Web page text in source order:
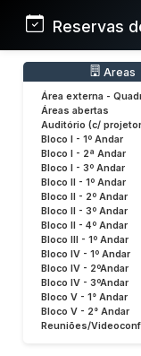
Reservas
Areas
Área externa -
Áreas abertas
Auditório (c/
Bloco I - 1º Andar
Bloco I - 2ª Andar
Bloco I - 3º Andar
Bloco II - 1º Andar
Bloco II - 2º Andar
Bloco II - 3º Andar
Bloco II - 4º Andar
Bloco III - 1º Andar
Bloco IV - 1º Andar
Bloco IV - 2ºAndar
Bloco IV - 3ºAndar
Bloco V - 1° Andar
Bloco V - 2° Andar
Reuniões/